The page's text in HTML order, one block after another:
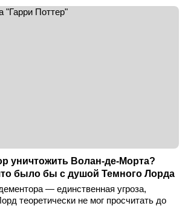
уничтожить Волан-де-Морта?
было бы с душой Темного Лорда
— единственная угроза,
теоретически не мог просчитать до